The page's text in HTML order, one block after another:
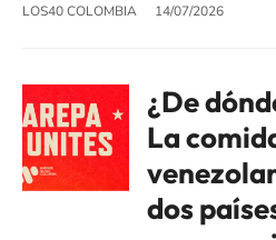
LOS40 COLOMBIA 14/07/2026
¿De
La
dos